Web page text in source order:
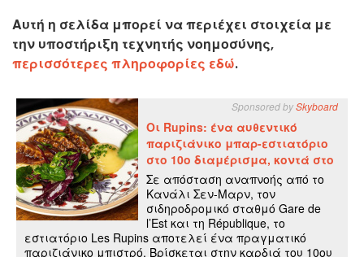
Αυτή η σελίδα μπορεί να περιέχει στοιχεία με
την υποστήριξη τεχνητής νοημοσύνης,
περισσότερες πληροφορίες εδώ.